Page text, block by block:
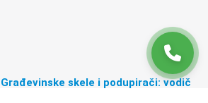
Građevinske skele i podupirači: vodič